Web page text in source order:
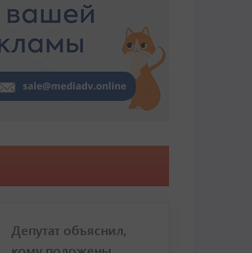
Депутат объяснил,